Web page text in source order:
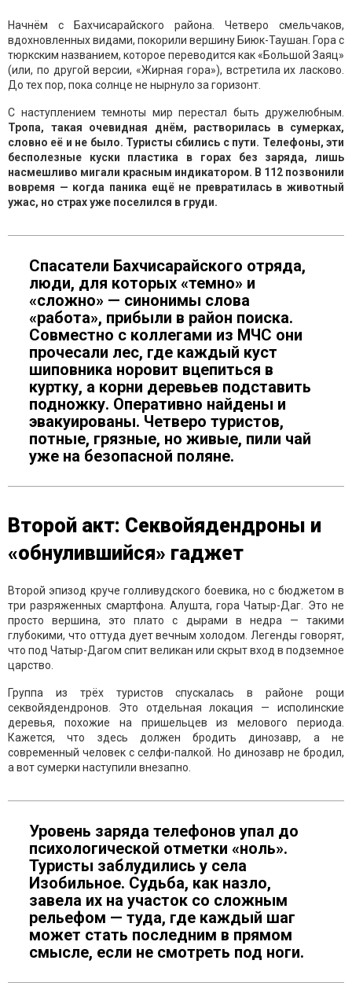
Начнём с Бахчисарайского района. Четверо смельчаков,
вдохновленных видами, покорили вершину Биюк-Таушан. Гора с
тюркским названием, которое переводится как «Большой Заяц»
(или, по другой версии, «Жирная гора»), встретила их ласково.
До тех пор, пока солнце не нырнуло за горизонт.
С наступлением темноты мир перестал быть дружелюбным.
Тропа, такая очевидная днём, растворилась в сумерках,
словно её и не было. Туристы сбились с пути. Телефоны, эти
бесполезные куски пластика в горах без заряда, лишь
насмешливо мигали красным индикатором. В 112 позвонили
вовремя — когда паника ещё не превратилась в животный
ужас, но страх уже поселился в груди.
Спасатели Бахчисарайского отряда,
люди, для которых «темно» и
«сложно» — синонимы слова
«работа», прибыли в район поиска.
Совместно с коллегами из МЧС они
прочесали лес, где каждый куст
шиповника норовит вцепиться в
куртку, а корни деревьев подставить
подножку. Оперативно найдены и
эвакуированы. Четверо туристов,
потные, грязные, но живые, пили чай
уже на безопасной поляне.
Второй акт: Секвойядендроны и
«обнулившийся» гаджет
Второй эпизод круче голливудского боевика, но с бюджетом в
три разряженных смартфона. Алушта, гора Чатыр-Даг. Это не
просто вершина, это плато с дырами в недра — такими
глубокими, что оттуда дует вечным холодом. Легенды говорят,
что под Чатыр-Дагом спит великан или скрыт вход в подземное
царство.
Группа из трёх туристов спускалась в районе рощи
секвойядендронов. Это отдельная локация — исполинские
деревья, похожие на пришельцев из мелового периода.
Кажется, что здесь должен бродить динозавр, а не
современный человек с селфи-палкой. Но динозавр не бродил,
а вот сумерки наступили внезапно.
Уровень заряда телефонов упал до
психологической отметки «ноль».
Туристы заблудились у села
Изобильное. Судьба, как назло,
завела их на участок со сложным
рельефом — туда, где каждый шаг
может стать последним в прямом
смысле, если не смотреть под ноги.